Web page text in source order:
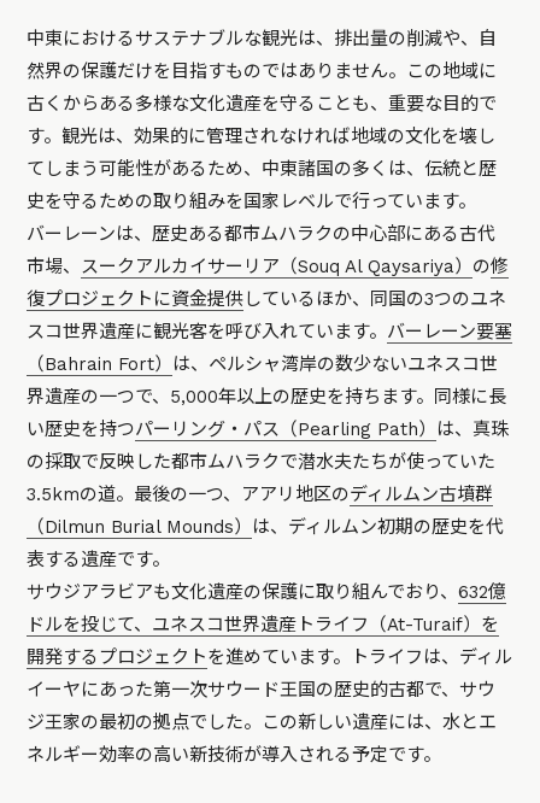
中東におけるサステナブルな観光は、排出量の削減や、自
然界の保護だけを目指すものではありません。この地域に
古くからある多様な文化遺産を守ることも、重要な目的で
す。観光は、効果的に管理されなければ地域の文化を壊し
てしまう可能性があるため、中東諸国の多くは、伝統と歴
史を守るための取り組みを国家レベルで行っています。
バーレーンは、歴史ある都市ムハラクの中心部にある古代
市場、 スークアルカイサーリア（Souq Al Qaysariya） の修
復プロジェクトに資金提供しているほか、同国の3つのユネ
スコ世界遺産に観光客を呼び入れています。 バーレーン要塞
（Bahrain Fort） は、ペルシャ湾岸の数少ないユネスコ世
界遺産の一つで、5,000年以上の歴史を持ちます。同様に長
い歴史を持つパーリング・パス（Pearling Path） は、真珠
の採取で反映した都市ムハラクで潜水夫たちが使っていた
3.5kmの道。最後の一つ、アアリ地区のディルムン古墳群
（Dilmun Burial Mounds） は、ディルムン初期の歴史を代
表する遺産です。
サウジアラビアも文化遺産の保護に取り組んでおり、632億
ドルを投じて、ユネスコ世界遺産トライフ（At-Turaif）を
開発するプロジェクトを進めています。トライフは、ディル
イーヤにあった第一次サウード王国の歴史的古都で、サウ
ジ王家の最初の拠点でした。この新しい遺産には、水とエ
ネルギー効率の高い新技術が導入される予定です。